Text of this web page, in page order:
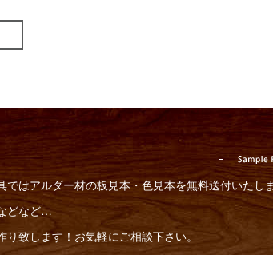
はアルダー材の板見本・色見本を無料送付いたし
どなど…
り致します！お気軽にご相談下さい。